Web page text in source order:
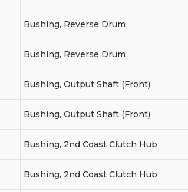
Bushing, Reverse Drum
Bushing, Reverse Drum
Bushing, Output Shaft (Front)
Bushing, Output Shaft (Front)
Bushing, 2nd Coast Clutch Hub
Bushing, 2nd Coast Clutch Hub